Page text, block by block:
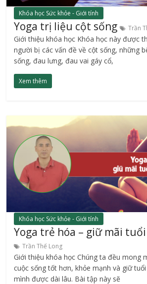
Khóa học Sức khỏe - Giới tính
Yoga trị liệu cột sống Trần
Giới thiệu khóa học Khóa học này được
người bị các vấn đề về cột sống, những
sống, đau lưng, đau vai gáy cổ,
Xem thêm
Khóa học Sức khỏe - Giới tính
Yoga trẻ hóa – giữ mãi
Trần Thế Long
Giới thiệu khóa học Chúng ta đều mong
cuộc sống tốt hơn, khỏe mạnh và giữ
mình được dài lâu. Bài tập này sẽ